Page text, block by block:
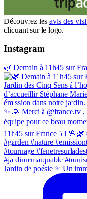
Découvrez les avis des
cliquant sur le logo.
Instagram
🌿 Demain à 11h45 sur
Jardin de poésie ✨ Un